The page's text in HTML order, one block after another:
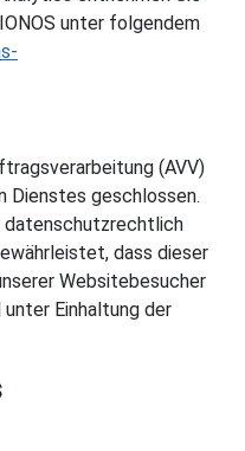
unter folgendem
(AVV)
Dienstes geschlossen.
datenschutzrechtlich
dass dieser
Websitebesucher
unter Einhaltung der